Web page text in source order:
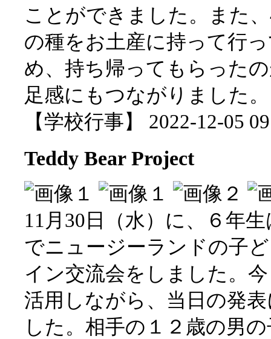
ことができました。また
の種をお土産に持って行
め、持ち帰ってもらった
足感にもつながりました。
【学校行事】 2022-12-05
Teddy Bear Project
11月30日（水）に、６年生
でニュージーランドの子
イン交流会をしました。
活用しながら、当日の発
した。相手の１２歳の男